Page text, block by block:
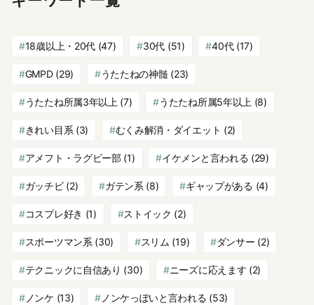
18歳以上・20代 (47) 30代 (51) 40代(17)
GMPD(29) うたたねの神髄 (23)
うたたね所属3年以上 (7) うたたね所属5年以上 (8)
きれい目系 (3) むくみ解消・ダイエット (2)
アメフト・ラグビー部(1) イケメンと言われる (29)
ガッチビ(2) ガテン系 (8) ギャップがある (4)
コスプレ好き (1) ストイック (2)
スポーツマン系 (30) スリム (19) ダンサー (2)
テクニックに自信あり (30) ニーズに応えます (2)
ノンケ (13) ノンケっぽいと言われる (53)